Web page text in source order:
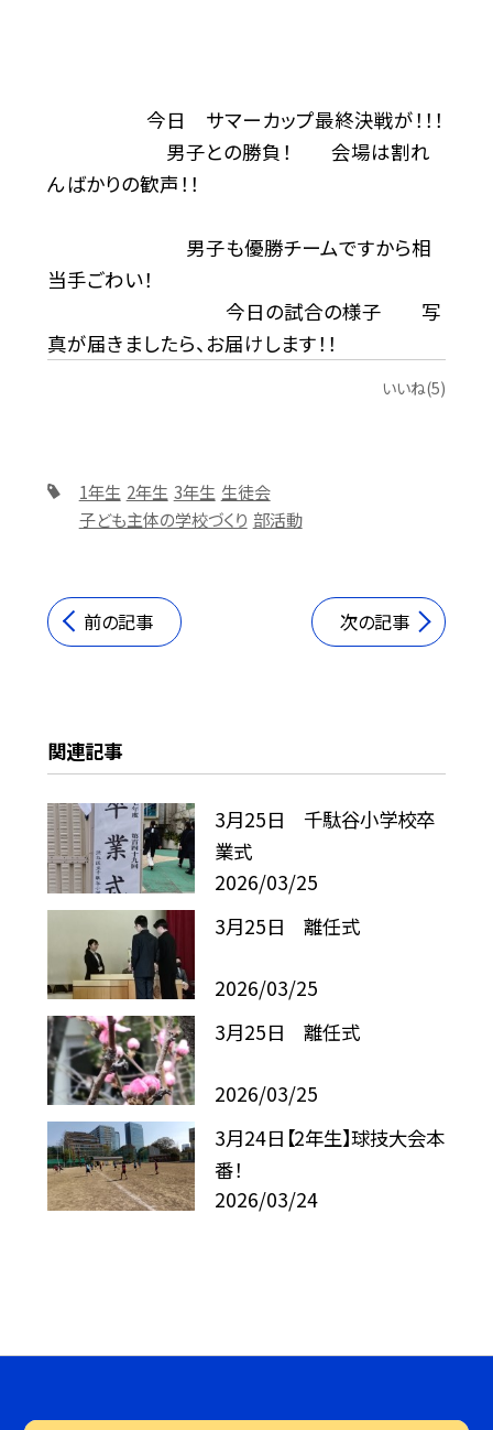
今日 サマーカップ最終決戦が！！！
男子との勝負！ 会場は割れ
んばかりの歓声！！
男子も優勝チームですから相
当手ごわい！
今日の試合の様子 写
真が届きましたら、お届けします！！
いいね(5)
1年生 2年生 3年生 生徒会
子ども主体の学校づくり 部活動
前の記事 次の記事
関連記事
3月25日 千駄谷小学校卒
業式
2026/03/25
3月25日 離任式
2026/03/25
3月25日 離任式
2026/03/25
3月24日【2年生】球技大会本
番！
2026/03/24